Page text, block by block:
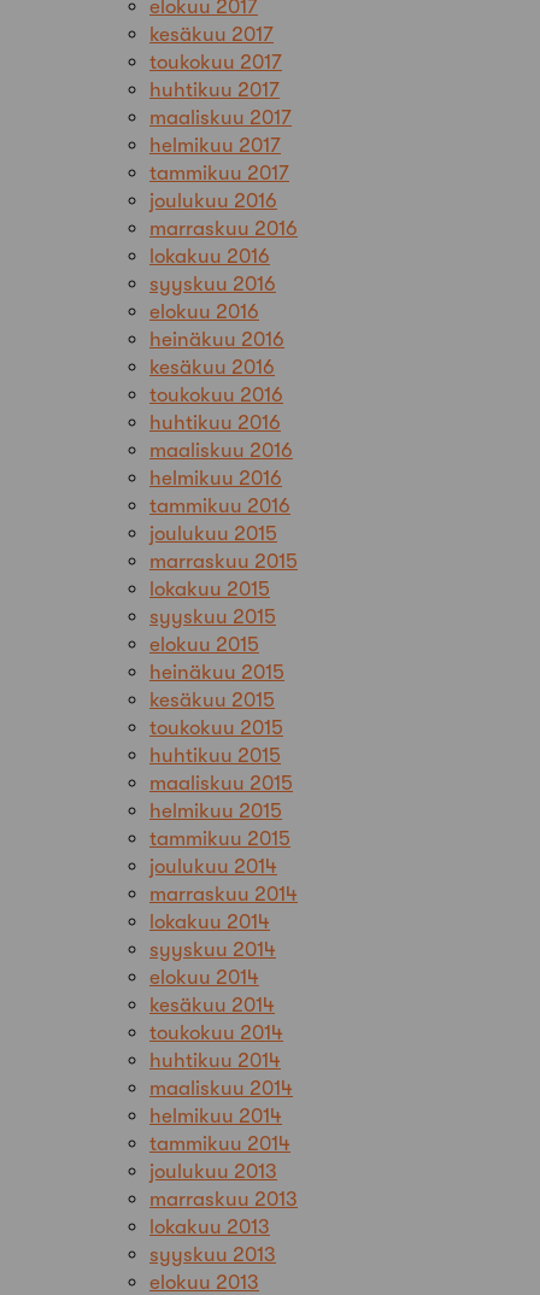
elokuu 2017
kesäkuu 2017
toukokuu 2017
huhtikuu 2017
maaliskuu 2017
helmikuu 2017
tammikuu 2017
joulukuu 2016
marraskuu 2016
lokakuu 2016
syyskuu 2016
elokuu 2016
heinäkuu 2016
kesäkuu 2016
toukokuu 2016
huhtikuu 2016
maaliskuu 2016
helmikuu 2016
tammikuu 2016
joulukuu 2015
marraskuu 2015
lokakuu 2015
syyskuu 2015
elokuu 2015
heinäkuu 2015
kesäkuu 2015
toukokuu 2015
huhtikuu 2015
maaliskuu 2015
helmikuu 2015
tammikuu 2015
joulukuu 2014
marraskuu 2014
lokakuu 2014
syyskuu 2014
elokuu 2014
kesäkuu 2014
toukokuu 2014
huhtikuu 2014
maaliskuu 2014
helmikuu 2014
tammikuu 2014
joulukuu 2013
marraskuu 2013
lokakuu 2013
syyskuu 2013
elokuu 2013